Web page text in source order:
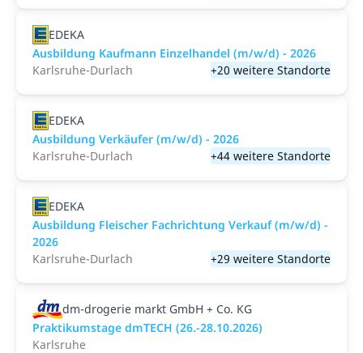
EDEKA
Ausbildung Kaufmann Einzelhandel (m/w/d) - 2026
Karlsruhe-Durlach
+20 weitere Standorte
EDEKA
Ausbildung Verkäufer (m/w/d) - 2026
Karlsruhe-Durlach
+44 weitere Standorte
EDEKA
Ausbildung Fleischer Fachrichtung Verkauf (m/w/d) -
2026
Karlsruhe-Durlach
+29 weitere Standorte
dm-drogerie markt GmbH + Co. KG
Praktikumstage dmTECH (26.-28.10.2026)
Karlsruhe